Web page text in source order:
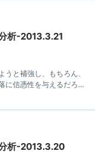
析-2013.3.21
と補強し、もちろん、
に信憑性を与えるだろ
独自にやっている間に、
生きる一般的な時間で
析-2013.3.20